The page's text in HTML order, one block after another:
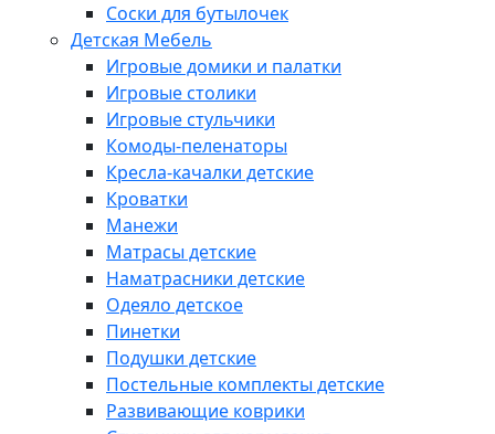
Соски для бутылочек
Детская Мебель
Игровые домики и палатки
Игровые столики
Игровые стульчики
Комоды-пеленаторы
Кресла-качалки детские
Кроватки
Манежи
Матрасы детские
Наматрасники детские
Одеяло детское
Пинетки
Подушки детские
Постельные комплекты детские
Развивающие коврики